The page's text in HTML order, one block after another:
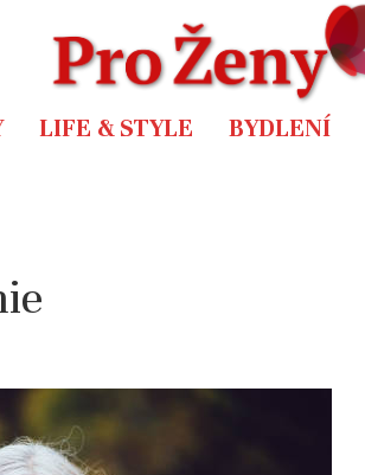
LIFE & STYLE BYDLENÍ